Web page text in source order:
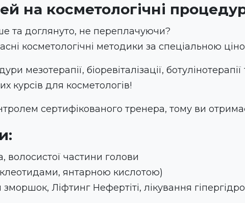
на косметологічні
та доглянуто, не переплачуючи?
косметологічні методики за спеціальною
біоревіталізації, ботулінотерапії
курсів для косметологів!
сертифікованого тренера, тому ви
волосистої частини голови
янтарною кислотою)
зморшок, Ліфтинг Нефертіті, лікування